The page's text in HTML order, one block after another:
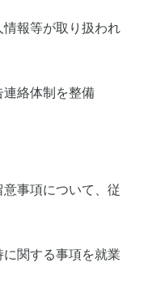
情報等が取り扱われ
連絡体制を整備
意事項について、従
に関する事項を就業